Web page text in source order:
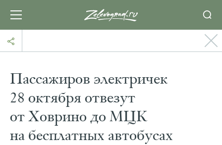
Пассажиров электричек
28 октября отвезут
от Ховрино до МЦК
на бесплатных автобусах